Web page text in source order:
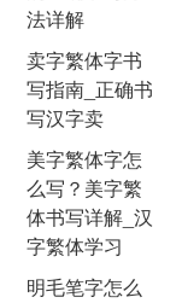
法详解
卖字繁体字书
写指南_正确书
写汉字卖
美字繁体字怎
么写？美字繁
体书写详解_汉
字繁体学习
明毛笔字怎么